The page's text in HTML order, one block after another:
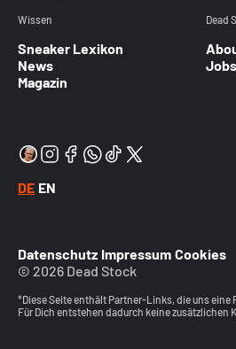
Wissen
Sneaker Lexikon
News
Magazin
Dead
Jobs
DE EN
Datenschutz Impressum Cookies
© 2026 Dead Stock
*Diese Seite enthält Partner-Links, die uns
Für Dich entstehen dadurch keine zusätzlichen